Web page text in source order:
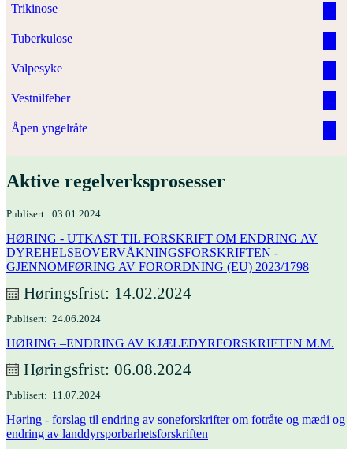
Trikinose
Tuberkulose
Valpesyke
Vestnilfeber
Åpen yngelråte
Aktive regelverks­prosesser
Publisert 03.01.2024
HØRING - UTKAST TIL FORSKRIFT OM ENDRING AV
DYREHELSEOVERVÅKNINGSFORSKRIFTEN -
GJENNOMFØRING AV FORORDNING (EU) 2023/1798
Høringsfrist 14.02.2024
Publisert 24.06.2024
HØRING –ENDRING AV KJÆLEDYRFORSKRIFTEN M.M.
Høringsfrist 06.08.2024
Publisert 11.07.2024
Høring - forslag til endring av soneforskrifter om fotråte og mædi og
endring av landdyrsporbarhetsforskriften